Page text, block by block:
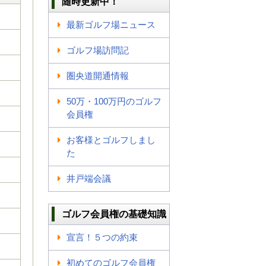
最新ゴルフ場ニュース
ゴルフ場訪問記
圏央道開通情報
50万・100万円のゴルフ
会員権
お客様とゴルフしまし
た
井戸端会議
ゴルフ会員権の基礎知識
宣言！５つの約束
初めてのゴルフ会員権